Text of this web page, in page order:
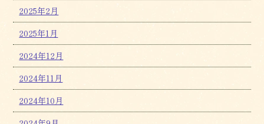
2025年2月
2025年1月
2024年12月
2024年11月
2024年10月